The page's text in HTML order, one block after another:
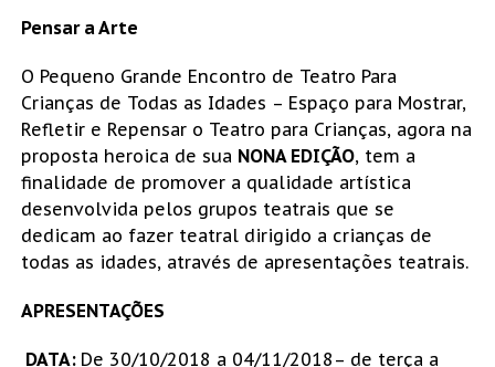
Pensar a Arte
O Pequeno Grande Encontro de Teatro Para
Crianças de Todas as Idades – Espaço para Mostrar,
Refletir e Repensar o Teatro para Crianças, agora na
proposta heroica de sua NONA EDIÇÃO, tem a
finalidade de promover a qualidade artística
desenvolvida pelos grupos teatrais que se
dedicam ao fazer teatral dirigido a crianças de
todas as idades, através de apresentações teatrais.
APRESENTAÇÕES
DATA: De 30/10/2018 a 04/11/2018– de terça a